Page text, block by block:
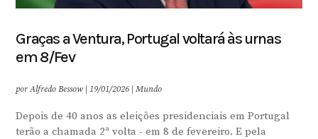
Graças a Ventura, Portugal voltará às urnas
em 8/Fev
porAlfredo Bessow |19/01/2026|Mundo
Depois de 40 anos as eleições presidenciais em Portugal
terão a chamada 2ª volta - em 8 de fevereiro. E pela